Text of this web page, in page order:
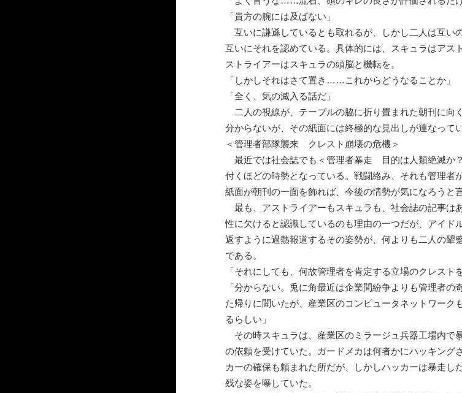
「貴方の腕には及ばない」
互いに謙遜しているとも取れるが、しかし二人は互い
互いにそれを認めている。具体的には、スキュラはアス
ストライアーはスキュラの頭脳と機転を。
「しかしそれはさて置き……これからどうなることか」
「全く、気の滅入る話だ」
二人の視線が、テーブルの脇に折り畳まれた朝刊に向
分からないが、その紙面には終極的な見出しが連なってい
＜管理者部隊襲来 クレスト崩壊の危機＞
最近では社会誌でも＜管理者暴走 目的は人類絶滅か
付くほどの時勢となっている。戦闘絡み、それも管理者
紙面が朝刊の一面を飾れば、今後の情勢が気になろうと
最も、アストライアーもスキュラも、社会誌の記事は
性に欠けると認識しているのも理由の一つだが、アイド
返すように過熱報道するその姿勢が、何よりも二人の顰
である。
「それにしても、何故管理者を肯定する立場のクレスト
「分からない。兎に角最近は企業間紛争よりも管理者の
た帰りに聞いたが、産業区のコンピュータネットワーク
るらしい」
その時スキュラは、産業区のミラージュ兵器工場内で
の依頼を受けていた。ガードメカは何者かにハッキング
カーの確保も頼まれた所だが、しかしハッカーは暴走し
残な姿を曝していた。